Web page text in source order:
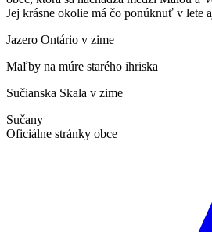
Jej krásne okolie má čo ponúknuť v lete
Jazero Ontário v zime
Maľby na múre starého ihriska
Sučianska Skala v zime
Sučany
Oficiálne stránky obce